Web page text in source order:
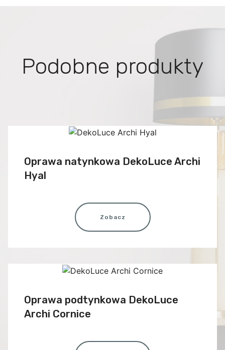
Podobne produkty
Oprawa natynkowa DekoLuce Archi
Hyal
Zobacz
Oprawa podtynkowa DekoLuce
Archi Cornice